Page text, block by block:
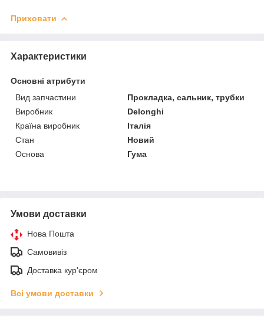
Приховати
Характеристики
Основні атрибути
Вид запчастини
Прокладка, сальник, трубки
Виробник
Delonghi
Країна виробник
Італія
Стан
Новий
Основа
Гума
Умови доставки
Нова Пошта
Самовивіз
Доставка кур'єром
Всі умови доставки